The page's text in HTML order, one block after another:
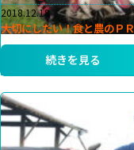
2018.12.18
大切にしたい！食と農のＰＲ
続きを見る